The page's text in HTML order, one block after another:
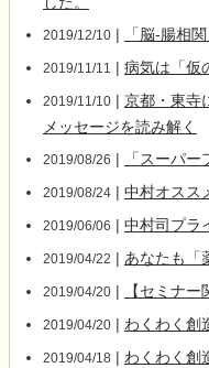
2019/12/10| 「脳-腸相
2019/11/11 | 病気は「仮
2019/11/10| 京都・東寺
メッセージを読み解く
2019/08/26 | 「スーパ
2019/08/24| 中村オスス
2019/06/06 | 中村司プラ
2019/04/22 | あなたも「
2019/04/20| 【セミナ
2019/04/20| わくわく創
2019/04/18 | わくわく創